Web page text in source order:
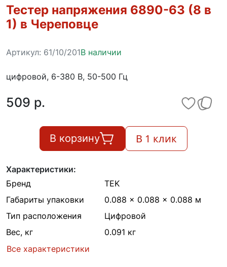
Тестер напряжения 6890-63 (8 в
1) в Череповце
Артикул: 61/10/201В наличии
цифровой, 6-380 В, 50-500 Гц
509 p.
В корзину В 1 клик
Характеристики:
Бренд
TEK
Габариты упаковки
0.088 × 0.088 × 0.088 м
Тип расположения
Цифровой
Вес, кг
0.091 кг
Все характеристики